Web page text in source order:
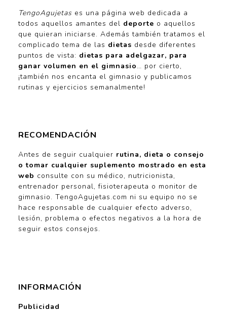
TengoAgujetas es una página web dedicada a
todos aquellos amantes del deporte o aquellos
que quieran iniciarse. Además también tratamos el
complicado tema de las dietas desde diferentes
puntos de vista: dietas para adelgazar, para
ganar volumen en el gimnasio… por cierto,
¡también nos encanta el gimnasio y publicamos
rutinas y ejercicios semanalmente!
RECOMENDACIÓN
Antes de seguir cualquier rutina, dieta o consejo
o tomar cualquier suplemento mostrado en esta
web consulte con su médico, nutricionista,
entrenador personal, fisioterapeuta o monitor de
gimnasio. TengoAgujetas.com ni su equipo no se
hace responsable de cualquier efecto adverso,
lesión, problema o efectos negativos a la hora de
seguir estos consejos.
INFORMACIÓN
Publicidad